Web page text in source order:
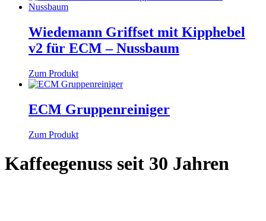
Wiedemann Griffset mit Kipphebel
v2 für ECM – Nussbaum
Zum Produkt
ECM Gruppenreiniger
Zum Produkt
Kaffeegenuss seit 30 Jahren